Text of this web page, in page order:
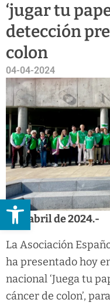
Abrir barra
‘jugar tu
detección
colon
04-04-2024
4 de abril de 2024.-
La Asociación
ha presentado hoy
nacional ‘Juega tu
cáncer de colon’,